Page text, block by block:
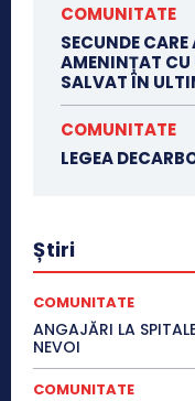
COMUNITATE
SECUNDE
AMENINȚAT CU
SALVAT ÎN
COMUNITATE
LEGEA
Știri
COMUNITATE
ANGAJĂRI LA
NEVOI
COMUNITATE